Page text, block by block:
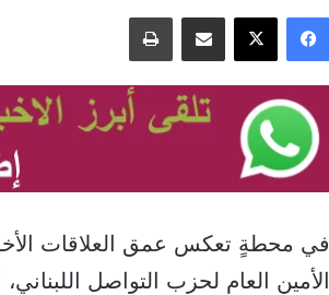
فيسبوك ‫X مشاركة عبر البريد طباعة
في محطةٍ تعكس عمق العلاقات
الأمين العام لحزب التواصل